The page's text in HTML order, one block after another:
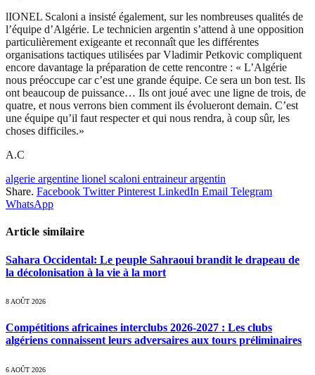
lIONEL Scaloni a insisté également, sur les nombreuses qualités de
l’équipe d’Algérie. Le technicien argentin s’attend à une opposition
particulièrement exigeante et reconnaît que les différentes
organisations tactiques utilisées par Vladimir Petkovic compliquent
encore davantage la préparation de cette rencontre : « L’Algérie
nous préoccupe car c’est une grande équipe. Ce sera un bon test. Ils
ont beaucoup de puissance… Ils ont joué avec une ligne de trois, de
quatre, et nous verrons bien comment ils évolueront demain. C’est
une équipe qu’il faut respecter et qui nous rendra, à coup sûr, les
choses difficiles.»
A.C
algerie argentine lionel scaloni entraineur argentin
Share. Facebook Twitter Pinterest LinkedIn Email Telegram
WhatsApp
Article similaire
Sahara Occidental: Le peuple Sahraoui brandit le drapeau de
la décolonisation à la vie à la mort
8 AOÛT 2026
Compétitions africaines interclubs 2026-2027 : Les clubs
algériens connaissent leurs adversaires aux tours préliminaires
6 AOÛT 2026